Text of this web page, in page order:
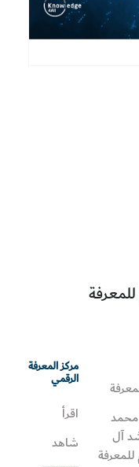
محمد
آل
مركز المعرفة
الرقمي
اقرأ
شاهد